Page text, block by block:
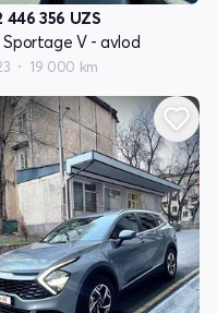
446 356 UZS
Sportage V - avlod
19 000 km